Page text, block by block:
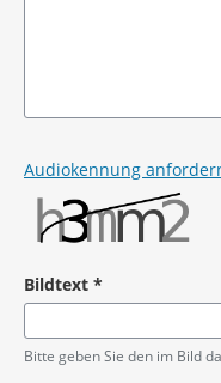
Audiokennung
Bildtext *
Pflichtangabe
Bitte geben Sie den im Bild